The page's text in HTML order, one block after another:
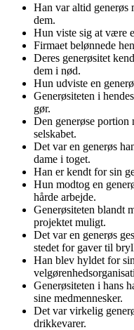
Han var altid generøs
dem.
Hun viste sig at være
Firmaet belønnede
Deres generøsitet
dem i nød.
Hun udviste en
Generøsiteten i
gør.
Den generøse portion
selskabet.
Det var en generøs
dame i toget.
Han er kendt for sin
Hun modtog en
hårde arbejde.
Generøsiteten blandt
projektet muligt.
Det var en generøs
stedet for gaver til
Han blev hyldet for
Generøsiteten i hans
sine medmennesker.
Det var virkelig
drikkevarer.